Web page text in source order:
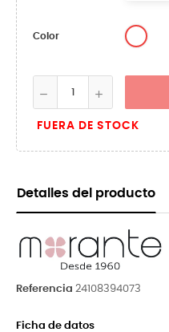
Color Unico
FUERA DE STOCK
Detalles del producto
Referencia 24108394073
Ficha de datos